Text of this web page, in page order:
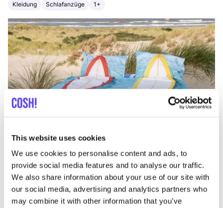
This website uses cookies
We use cookies to personalise content and ads, to
provide social media features and to analyse our traffic.
We also share information about your use of our site with
our social media, advertising and analytics partners who
may combine it with other information that you’ve
Kleidung Schlafanzüge 1+